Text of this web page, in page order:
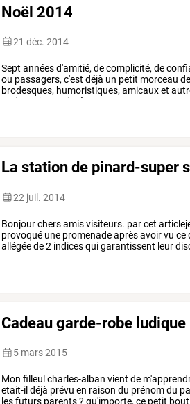
Noël 2014
21 déc. 2014
Sept annéesd'amitié, decomplicité, de
ou passagers, c'est déjà un petit morceau de
brodesques, humoristiques, amicauxet
mais
toujours sincères.
La station de pinard-super
22 juil. 2014
Bonjourchersamisvisiteurs. parcet
provoqué une promenadeaprèsavoirvu ce
allégéede2 indicesquigarantissent leur
Cadeau garde-robe ludique
5 mars 2015
Mon filleul charles-alban vient de
etait-il déjà prévu en raison du prénomdu
lesfuturs parents? qu'importe,ce petit bout